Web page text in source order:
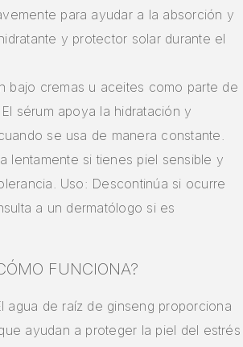
para ayudar a la absorción y
y protector solar durante el
bajo cremas u aceites como parte de
sérum apoya la hidratación y
se usa de manera constante.
lentamente si tienes piel sensible y
Uso: Descontinúa si ocurre
a un dermatólogo si es
FUNCIONA?
agua de raíz de ginseng proporciona
ayudan a proteger la piel del estrés